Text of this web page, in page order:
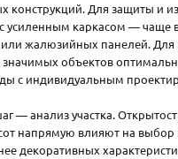
конструкций. Для защиты и
усиленным каркасом — чаще
жалюзийных панелей. Для
значимых объектов
с индивидуальным
— анализ участка.
напрямую влияют на выбор
декоративных